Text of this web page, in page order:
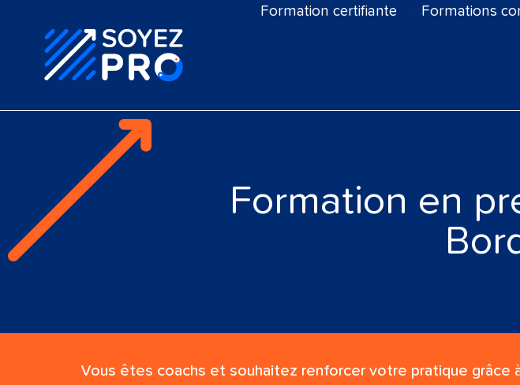
Formation certifiante Formations
Formation en
Vous êtes coachs et souhaitez renforcer votre pratique grâce